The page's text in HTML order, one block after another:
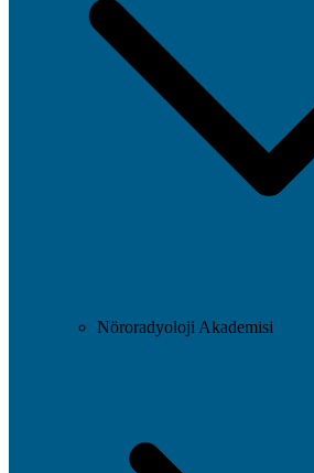
Nöroradyoloji Akademisi